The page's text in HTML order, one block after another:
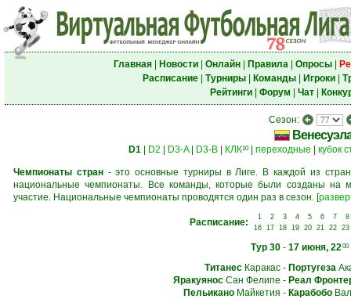
Главная| Новости| Онлайн| Правила| Опросы|
Расписание| Турниры| Команды| Игроки|
Рейтинги| Форум Чат|
Сезон:
D1 D2 D3-A| D3-B КЛК10| переходные кубок
Чемпионаты стран- это основные турниры в Лиге. В каждой из
национальные чемпионаты. Все команды, которые были созданы на
участие. Национальные чемпионаты проводятся один раз в сезон. [
Расписание: 1 2 3 4 5 6 7
8
16
17 18 19 20 21 22 23
Тур 30- 17 июня, 2200
ТитанесКаракас- Португеза
ЯракуяносСан Фелипе - Реал
ПельиканоМайкетия - Карабобо